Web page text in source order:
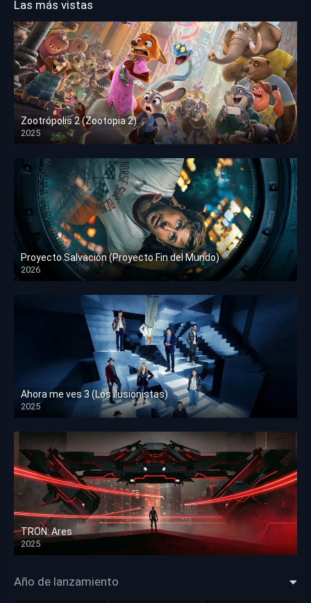
Las más vistas
Zootrópolis 2 (Zootopia 2)
2025
HD 1080p
Proyecto Salvación (Proyecto Fin del Mundo)
2026
HD 1080p
Ahora me ves 3 (Los ilusionistas)
2025
HD 1080p
TRON: Ares
2025
HD 1080p
Año de lanzamiento